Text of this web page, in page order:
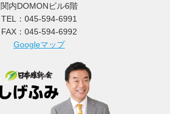
関内DOMONビル6階
TEL：045-594-6991
FAX：045-594-6992
Googleマップ